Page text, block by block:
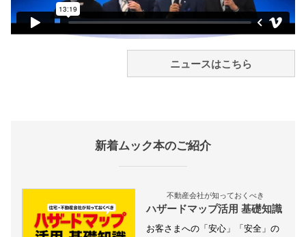
ニュースはこちら
新着ムック本のご紹介
不動産会社が知っておくべき
ハザードマップ活用 基礎知識
お客さまへの「安心」「安全」の